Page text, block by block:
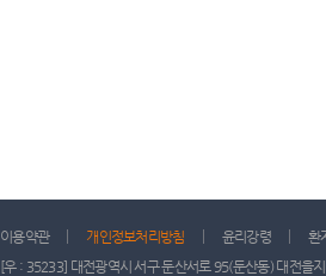
이용약관 개인정보처리방침 윤리강령 환
[우 : 35233] 대전광역시 서구 둔산서로 95(둔산동) 대전